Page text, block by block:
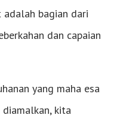
bagian dari
dan capaian
yang maha esa
kita